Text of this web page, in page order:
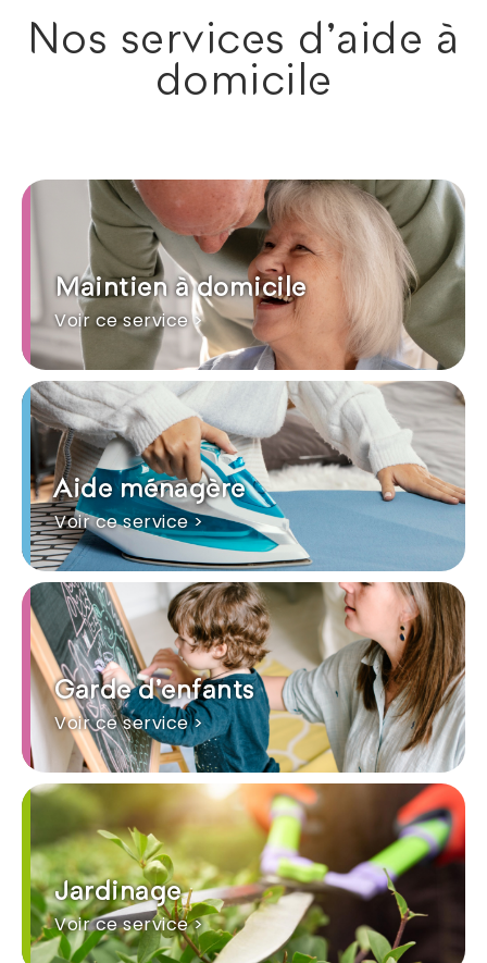
Nos services d'aide à
domicile
Maintien à domicile
Voir ce service >
Aide ménagère
Voir ce service >
Garde d'enfants
Voir ce service >
Jardinage
Voir ce service >